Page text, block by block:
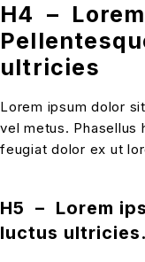
H4 –
ultricies
Lorem ipsum dolor
vel metus. Phasellus
feugiat dolor ex ut
H5 – Lorem
luctus